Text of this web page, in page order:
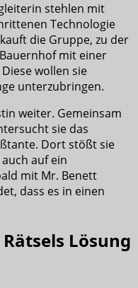
stehlen mit
Technologie
die Gruppe, zu der
mit einer
wollen sie
unterzubringen.
weiter. Gemeinsam
sie das
Dort stößt sie
auf ein
mit Mr. Benett
dass es in einen
Lösung